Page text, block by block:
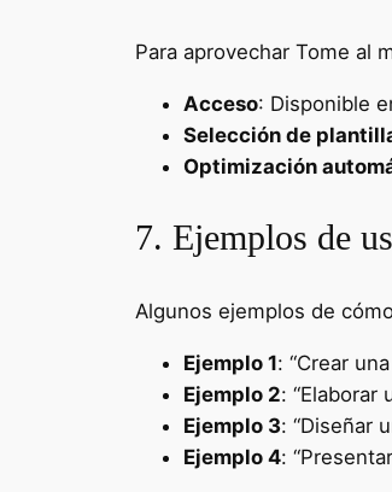
Para aprovechar Tome al
Acceso: Disponible
Selección de
Optimización
7. Ejemplos de
Algunos ejemplos de
Ejemplo 1: “Crear
Ejemplo 2: “Elaborar
Ejemplo 3: “Diseñar
Ejemplo 4: